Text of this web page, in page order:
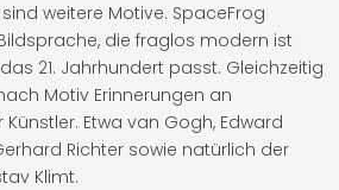
weitere Motive. SpaceFrog
die fraglos modern ist
21. Jahrhundert passt. Gleichzeitig
Motiv Erinnerungen an
Etwa van Gogh, Edward
Richter sowie natürlich der
Klimt.